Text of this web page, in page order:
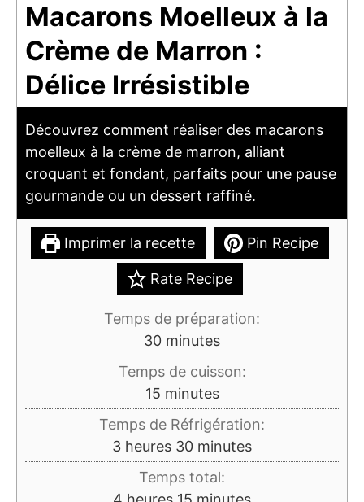
Macarons Moelleux à la
Crème de Marron :
Délice Irrésistible
Découvrez comment réaliser des macarons
moelleux à la crème de marron, alliant
croquant et fondant, parfaits pour une pause
gourmande ou un dessert raffiné.
Imprimer la recette Pin Recipe
Rate Recipe
Temps de préparation:
30minutes
minutes
Temps de cuisson:
15minutes
minutes
Temps de Réfrigération:
3heures
heures 30minutes
minutes
Temps total: